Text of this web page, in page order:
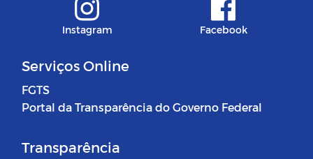
Instagram Facebook
Serviços Online
FGTS
Portal da Transparência do Governo Federal
Transparência